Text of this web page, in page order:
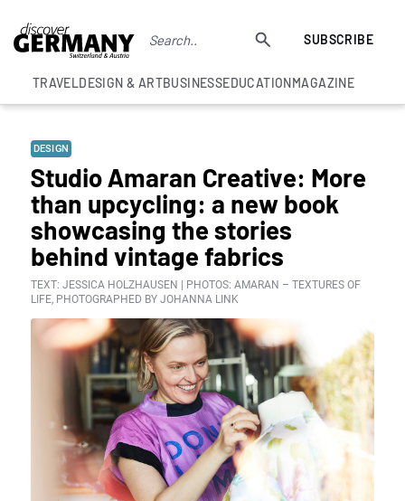
SUBSCRIBE
TRAVELDESIGN & ARTBUSINESSEDUCATIONMAGAZINE
DESIGN
Studio Amaran Creative: More
than upcycling: a new book
showcasing the stories
behind vintage fabrics
TEXT: JESSICA HOLZHAUSEN | PHOTOS: AMARAN – TEXTURES OF
LIFE, PHOTOGRAPHED BY JOHANNA LINK